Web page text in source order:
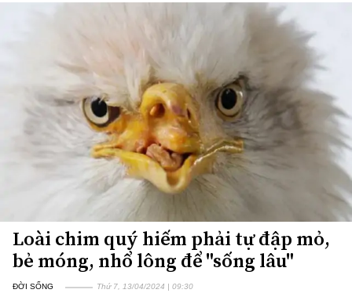
Loài chim quý hiếm phải tự đập mỏ,
bẻ móng, nhổ lông để "sống lâu"
ĐỜI SỐNG Thứ 7, 13/04/2024 | 09:30